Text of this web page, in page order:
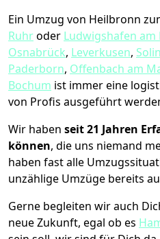
Ein Umzug von Heilbronn
Ruhroder Ludwigshafen am
Osnabrück, Leverkusen,
Paderborn, Offenbach am
Bochum ist immer eine
von Profis ausgeführt
Wir haben seit21 Jahren
können, die uns niemand
haben fast alle
unzählige Umzüge bereits
Gerne begleiten wir auch
neue Zukunft, egal ob es